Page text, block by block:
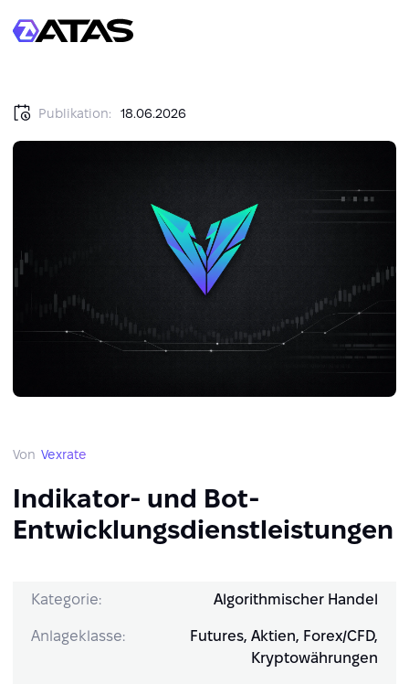
Publikation: 18.06.2026
Von Vexrate
Indikator- und Bot-
Entwicklungsdienstleistungen
Kategorie: Algorithmischer Handel
Anlageklasse:
Futures, Aktien, Forex/CFD,
Kryptowährungen